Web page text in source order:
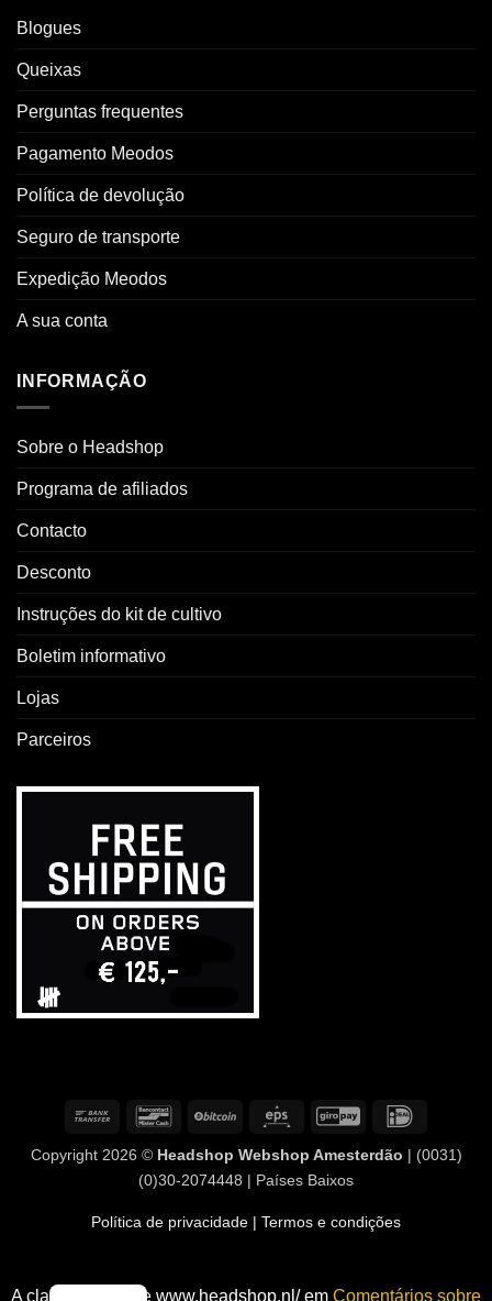
Blogues
Queixas
Perguntas frequentes
Pagamento Meodos
Política de devolução
Seguro de transporte
Expedição Meodos
A sua conta
INFORMAÇÃO
Sobre o Headshop
Programa de afiliados
Contacto
Desconto
Instruções do kit de cultivo
Boletim informativo
Lojas
Parceiros
TransferênciaContacto
o
banco
BitCoin Eps GiroPay
Copyright 2026 © Headshop Webshop Amesterdão | (0031)
(0)30-2074448 | Países Baixos
Política de privacidade | Termos e condições
A classificação de www.headshop.nl/ em Comentários sobre